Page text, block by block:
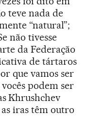
teve nada de
“natural”;
não tivesse
da Federação
de tártaros
que vamos ser
podem ser
Khrushchev
as iras têm outro